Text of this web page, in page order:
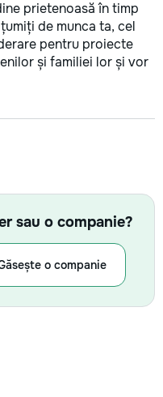
prietenoasă în timp
de munca ta, cel
pentru proiecte
și familiei lor și vor
sau o companie?
o companie